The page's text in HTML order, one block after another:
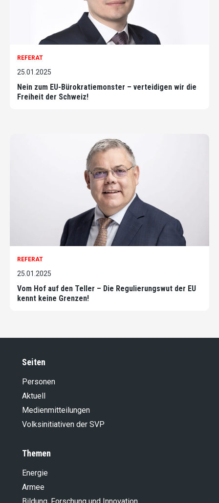
REFERAT
25.01.2025
Nein zum EU-Bürokratiemonster – verteidigen wir die
Freiheit der Schweiz!
REFERAT
25.01.2025
Vom Hof auf den Teller – Die Regulierungswut der EU
kennt keine Grenzen!
Seiten
Personen
Aktuell
Medienmitteilungen
Volksinitiativen der SVP
Themen
Energie
Armee